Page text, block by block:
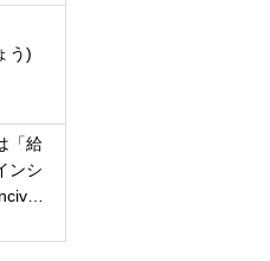
う)
「給
ンシ